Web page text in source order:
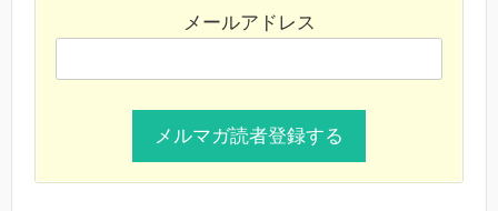
メールアドレス